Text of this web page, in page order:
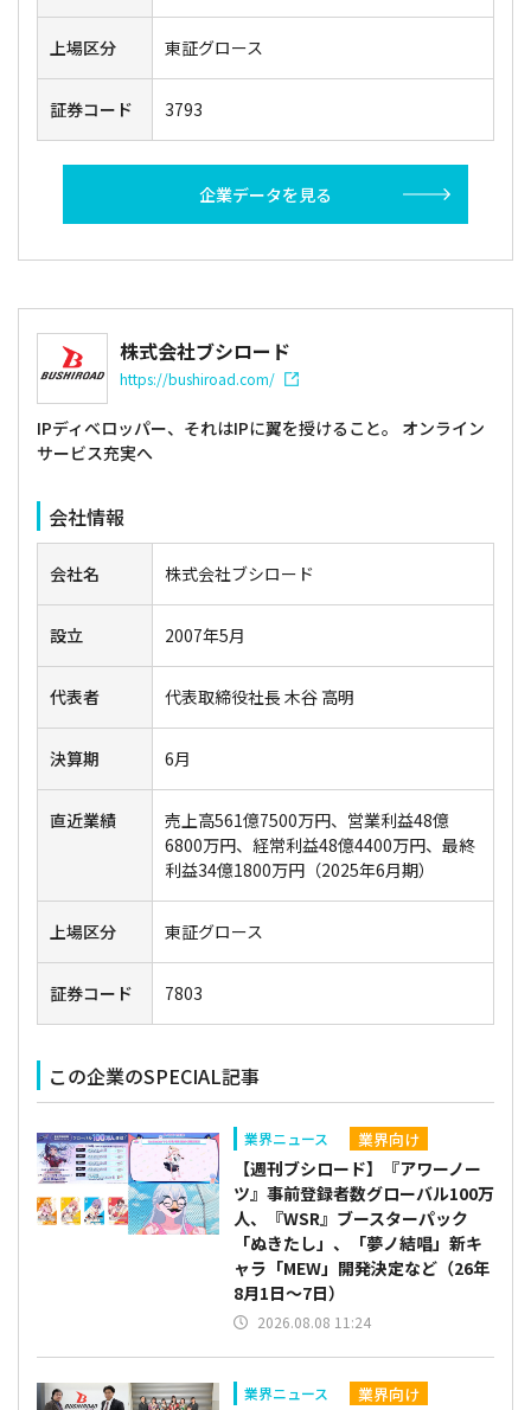
上場区分 東証グロース
証券コード 3793
企業データを見る
株式会社ブシロード
https://bushiroad.com/
IPディベロッパー、それはIPに翼を授けること。 オンライン
サービス充実へ
会社情報
会社名 株式会社ブシロード
設立 2007年5月
代表者 代表取締役社長 木谷 高明
決算期 6月
直近業績
売上高561億7500万円、営業利益48億
6800万円、経常利益48億4400万円、最終
利益34億1800万円（2025年6月期）
上場区分 東証グロース
証券コード 7803
この企業のSPECIAL記事
業界ニュース 業界向け
【週刊ブシロード】『アワーノー
ツ』事前登録者数グローバル100万
人、『WSR』ブースターパック
「ぬきたし」、「夢ノ結唱」新キ
ャラ「MEW」開発決定など（26年
8月1日～7日）
2026.08.08 11:24
業界ニュース 業界向け